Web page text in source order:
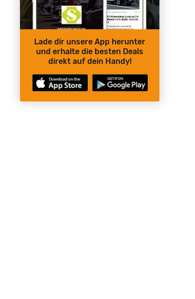
Lade dir unsere App herunter
und erhalte die besten Deals
direkt auf dein Handy!